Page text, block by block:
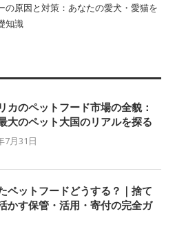
の原因と対策：あなたの愛犬・愛猫を
知識
カのペットフード市場の全貌：
大のペット大国のリアルを探る
7月31日
ペットフードどうする？｜捨て
かす保管・活用・寄付の完全ガ